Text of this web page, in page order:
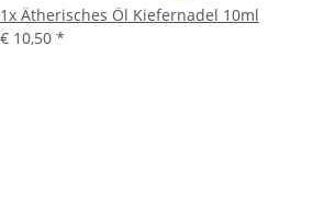
1x Ätherisches Öl Kiefernadel 10ml
€ 10,50 *